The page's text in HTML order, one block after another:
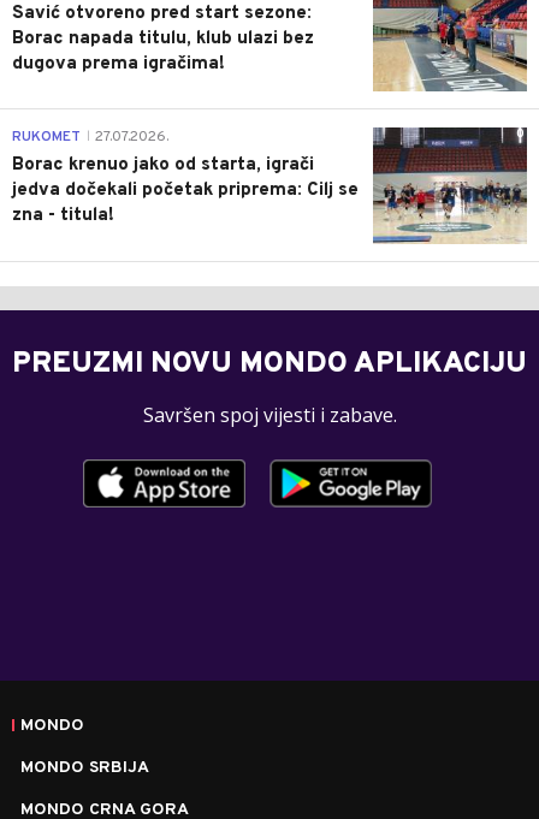
Savić otvoreno pred start sezone:
Borac napada titulu, klub ulazi bez
dugova prema igračima!
0
RUKOMET 27.07.2026.
Borac krenuo jako od starta, igrači
jedva dočekali početak priprema: Cilj se
zna - titula!
PREUZMI NOVU MONDO APLIKACIJU
Savršen spoj vijesti i zabave.
MONDO
MONDO SRBIJA
MONDO CRNA GORA